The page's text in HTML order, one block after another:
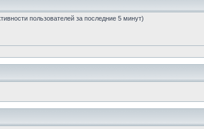
пользователей за последние 5 минут)